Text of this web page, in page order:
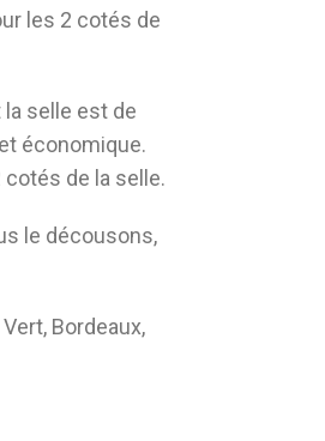
les 2 cotés de
selle est de
économique.
de la selle.
le décousons,
Bordeaux,